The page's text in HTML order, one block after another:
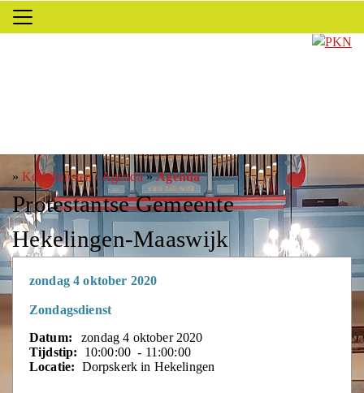
»Kerkdiensten / Agenda»Agenda
Protestantse Gemeente
Hekelingen-Maaswijk
zondag 4 oktober 2020
Zondagsdienst
Datum:
zondag 4 oktober 2020
Tijdstip:
10:00:00 - 11:00:00
Locatie: Dorpskerk in Hekelingen